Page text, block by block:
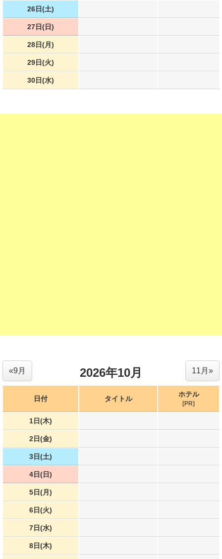
26日(土)
27日(日)
28日(月)
29日(火)
30日(水)
2026年10月 11月»
«9月
日付 タイトル
ホテル
[PR]
1日(木)
2日(金)
3日(土)
4日(日)
5日(月)
6日(火)
7日(水)
8日(木)